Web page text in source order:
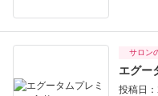
サロン
エグー
投稿日